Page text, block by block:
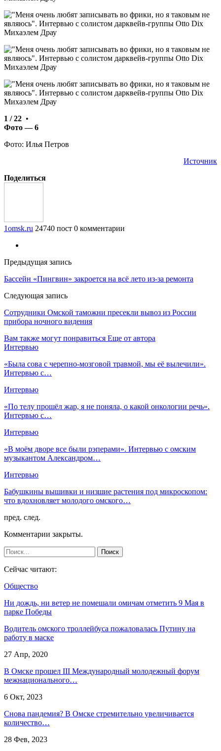
1 / 22 •
Фото — 6
Фото: Илья Петров
Источник
Поделиться
1omsk.ru 24740 пост 0 комментарии
Предыдущая запись
Бассейн «Пингвин» закроется на всё лето из-за ремонта
Следующая запись
Сотрудники Омской таможни пресекли вывоз из России
прибора ночного видения
Вам также могут понравиться Еще от автора
Интервью
«Была сова с черепно-мозговой травмой, мы её вылечили».
Интервью с…
Интервью
«По телу прошёл жар, я не поняла, о какой онкологии речь».
Интервью с…
Интервью
«В моём дворе все были рэперами». Интервью с омским
музыкантом Александром…
Интервью
Бабушкины вышивки и низшие растения под микроскопом:
что вдохновляет молодого омского…
пред. след.
Комментарии закрыты.
Сейчас читают:
Общество
Ни дождь, ни ветер не помешали омичам отметить 9 Мая в
парке Победы
Водитель омского троллейбуса пожаловалась Путину на
работу в маске
27 Апр, 2020
В Омске прошел III Международный молодежный форум
межнационального…
6 Окт, 2023
Снова пандемия? В Омске стремительно увеличивается
количество…
28 Фев, 2023